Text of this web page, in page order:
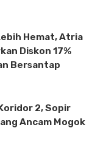
Hemat, Atria
Diskon 17%
Bersantap
2, Sopir
Ancam Mogok